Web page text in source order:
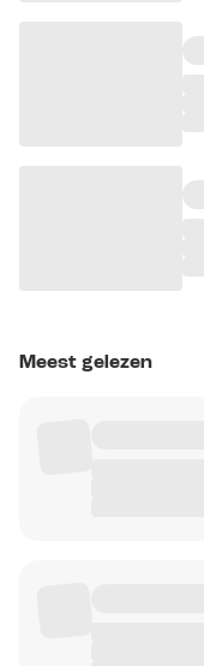
Meest gelezen